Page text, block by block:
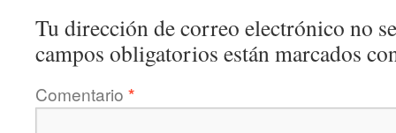
Tu dirección de correo electrónico no
campos obligatorios están marcados
Comentario *